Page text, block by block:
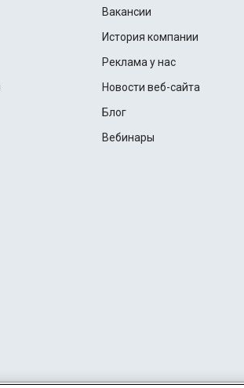
Вакансии
История компании
Реклама у нас
Новости веб-сайта
Блог
Вебинары